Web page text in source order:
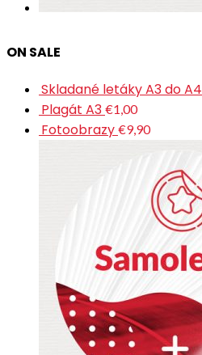
ON SALE
Skladané letáky A3 do A4
Plagát A3 €1,00
Fotoobrazy €9,90